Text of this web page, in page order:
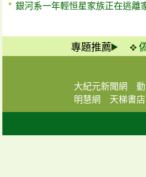
銀河系一年輕恒星家族正在逃離
專題推薦
大紀元新聞網
明慧網
天梯書店